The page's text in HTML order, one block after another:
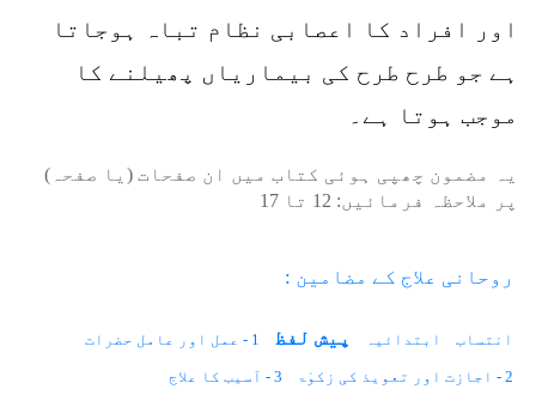
اور افراد کا اعصابی نظام تباہ ہوجاتا
ہے جو طرح طرح کی بیماریاں پھیلنے کا
موجب ہوتا ہے۔
یہ مضمون چھپی ہوئی کتاب میں ان صفحات (یا صفحہ)
پر ملاحظہ فرمائیں: 12 تا 17
روحانی علاج کے مضامین :
انتساب ابتدائیہ پیش لفظ 1 - عمل اور عامل حضرات
2 - اجازت اور تعویذ کی زکوٰۃ
3 - آسیب کا علاج